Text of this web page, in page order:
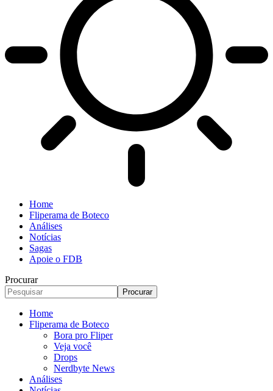
Home
Fliperama de Boteco
Análises
Notícias
Sagas
Apoie o FDB
Procurar
Home
Fliperama de Boteco
Bora pro Fliper
Veja você
Drops
Nerdbyte News
Análises